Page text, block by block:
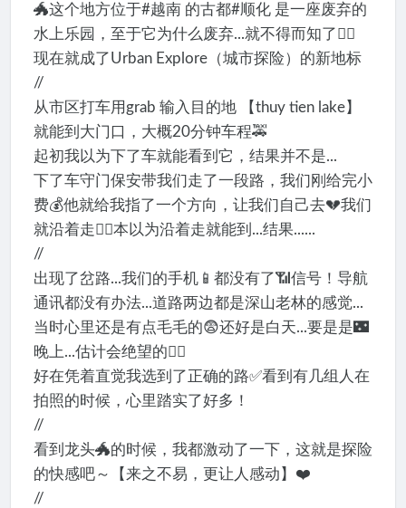
🐲这个地方位于#越南 的古都#顺化 是一座废弃的
水上乐园，至于它为什么废弃...就不得而知了🙅‍♀️
现在就成了Urban Explore（城市探险）的新地标
//
从市区打车用grab 输入目的地 【thuy tien lake】
就能到大门口，大概20分钟车程🚕
起初我以为下了车就能看到它，结果并不是...
下了车守门保安带我们走了一段路，我们刚给完小
费💰他就给我指了一个方向，让我们自己去💔我们
就沿着走🚶‍♀️本以为沿着走就能到...结果......
//
出现了岔路...我们的手机📱都没有了📶信号！导航
通讯都没有办法...道路两边都是深山老林的感觉...
当时心里还是有点毛毛的😨还好是白天...要是是🌃
晚上...估计会绝望的🤦‍♀️
好在凭着直觉我选到了正确的路✅看到有几组人在
拍照的时候，心里踏实了好多！
//
看到龙头🐲的时候，我都激动了一下，这就是探险
的快感吧～【来之不易，更让人感动】❤️
//